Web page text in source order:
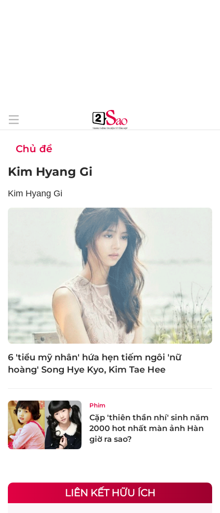
Chủ đề
Kim Hyang Gi
Kim Hyang Gi
6 'tiểu mỹ nhân' hứa hẹn tiếm ngôi 'nữ
hoàng' Song Hye Kyo, Kim Tae Hee
Phim
Cặp 'thiên thần nhí' sinh năm
2000 hot nhất màn ảnh Hàn
giờ ra sao?
LIÊN KẾT HỮU ÍCH